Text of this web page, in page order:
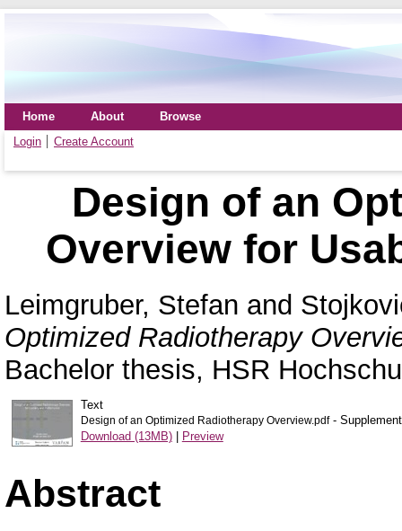
Home About
Browse
Login
Create Account
Design of an
Overview for
Leimgruber, Stefan and
Optimized Radiotherapy
Bachelor thesis, HSR
Text
Design of an Optimized Radiotherapy Overview.pdf-
Download (13MB)| Preview
Abstract